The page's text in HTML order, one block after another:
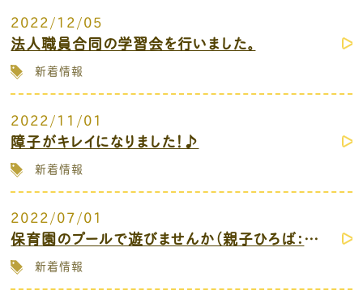
2022/12/05
法人職員合同の学習会を行いました。
新着情報
2022/11/01
障子がキレイになりました！♪
新着情報
2022/07/01
保育園のプールで遊びませんか（親子ひろば：はらっぱ保育園）
新着情報